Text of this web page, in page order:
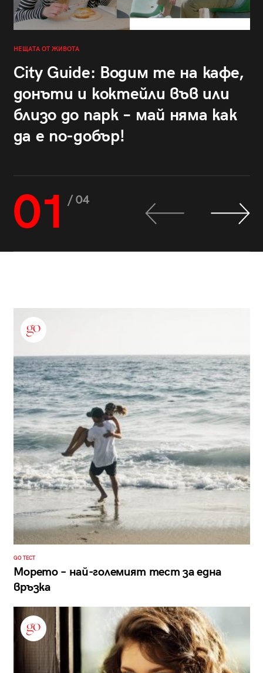
НЕЩАТА ОТ ЖИВОТА
City Guide: Водим те на кафе,
донъти и коктейли във или
близо до парк – май няма как
да е по-добър!
01 / 04
GO ТЕСТ
Морето – най-големият тест за една
връзка